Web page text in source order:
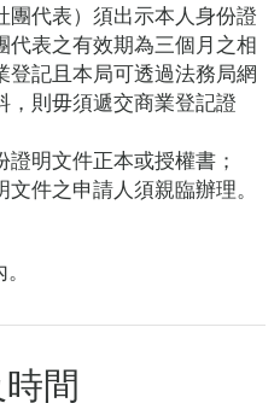
團代表）須出示本人身份證
代表之有效期為三個月之相
登記且本局可透過法務局網
，則毋須遞交商業登記證
明文件正本或授權書；
件之申請人須親臨辦理。
間